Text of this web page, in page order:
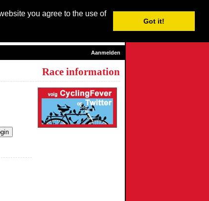
you agree to the use of
Got it!
Login / Subscribe
Aanmelden
Race information